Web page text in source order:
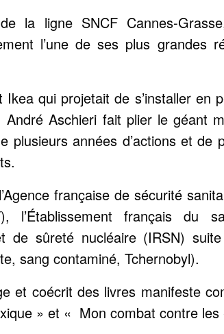
la ligne SNCF Cannes-
l’une de ses plus grandes
Ikea qui projetait de s’installer en
André Aschieri fait plier le géant
plusieurs années d’actions et de
française de sécurité
l’Établissement français du
de sûreté nucléaire (IRSN)
sang contaminé, Tchernobyl).
et coécrit des livres manifeste
» et « Mon combat contre les